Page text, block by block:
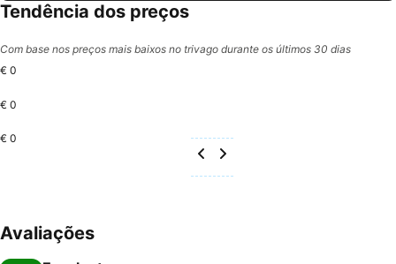
Tendência dos preços
Com base nos preços mais baixos no trivago durante os últimos 30 dias
€ 0
€ 0
€ 0
Avaliações